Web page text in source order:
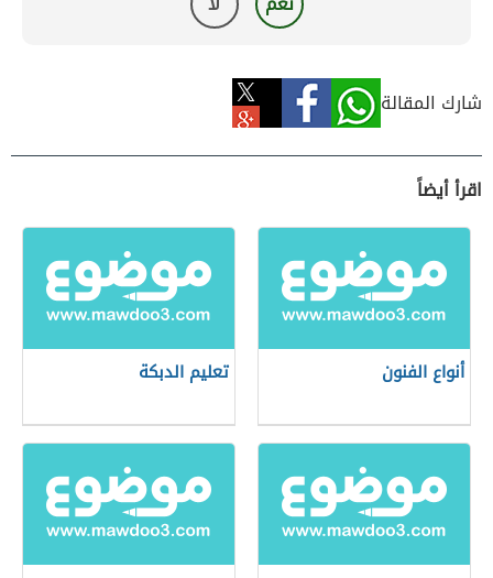
شارك المقالة
اقرأ أيضاً
أنواع الفنون تعليم الدبكة